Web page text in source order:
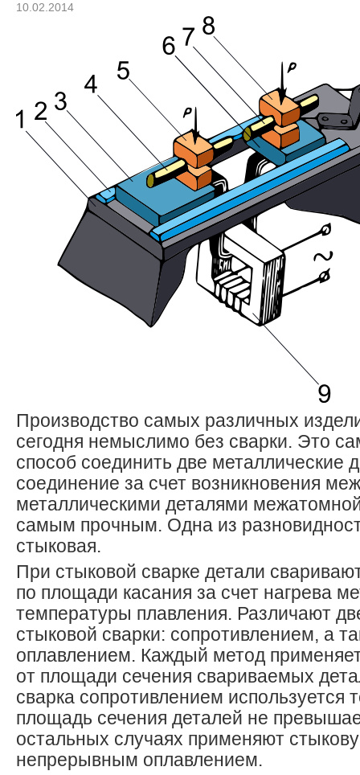
10.02.2014
Производство самых различных
сегодня немыслимо без сварки. Это
способ соединить две металлические
соединение за счет возникновения
металлическими деталями
самым прочным. Одна из
стыковая.
При стыковой сварке детали
по площади касания за счет нагрева
температуры плавления. Различают
стыковой сварки: сопротивлением, а
оплавлением. Каждый метод
от площади сечения свариваемых
сварка сопротивлением используется
площадь сечения деталей не
остальных случаях применяют
непрерывным оплавлением.